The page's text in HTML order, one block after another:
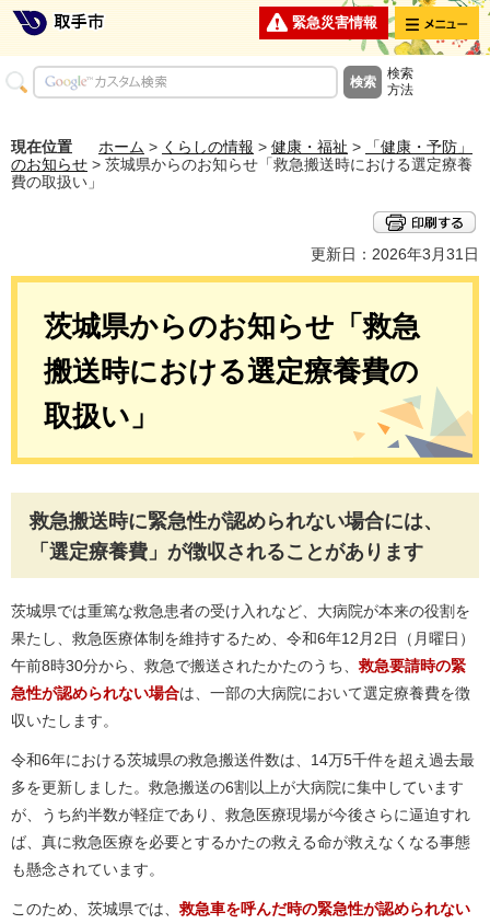
緊急災害情報 メニュー
検索
方法
現在位置 ホーム > くらしの情報 > 健康・福祉 >
「健康・予防」
のお知らせ > 茨城県からのお知らせ「救急搬送時における選定療養
費の取扱い」
更新日：2026年3月31日
茨城県からのお知らせ「救急
搬送時における選定療養費の
取扱い」
救急搬送時に緊急性が認められない場合には、
「選定療養費」が徴収されることがあります
茨城県では重篤な救急患者の受け入れなど、大病院が本来の役割を
果たし、救急医療体制を維持するため、令和6年12月2日（月曜日）
午前8時30分から、救急で搬送されたかたのうち、救急要請時の緊
急性が認められない場合は、一部の大病院において選定療養費を徴
収いたします。
令和6年における茨城県の救急搬送件数は、14万5千件を超え過去最
多を更新しました。救急搬送の6割以上が大病院に集中しています
が、うち約半数が軽症であり、救急医療現場が今後さらに逼迫すれ
ば、真に救急医療を必要とするかたの救える命が救えなくなる事態
も懸念されています。
このため、茨城県では、救急車を呼んだ時の緊急性が認められない